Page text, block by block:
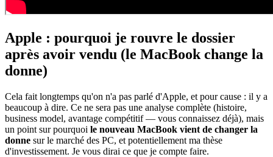
Apple : pourquoi je rouvre le dossier
après avoir vendu (le MacBook change la
donne)
Cela fait longtemps qu'on n'a pas parlé d'Apple, et pour cause : il y a
beaucoup à dire. Ce ne sera pas une analyse complète (histoire,
business model, avantage compétitif — vous connaissez déjà), mais
un point sur pourquoi le nouveau MacBook vient de changer la
donne sur le marché des PC, et potentiellement ma thèse
d'investissement. Je vous dirai ce que je compte faire.